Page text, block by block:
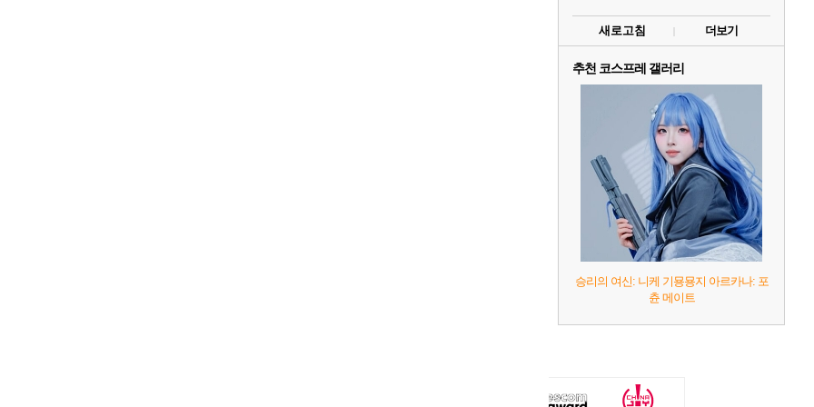
새로고침 더보기
추천 코스프레 갤러리
승리의 여신: 니케 기묭묭지 아르카나: 포
츈 메이트